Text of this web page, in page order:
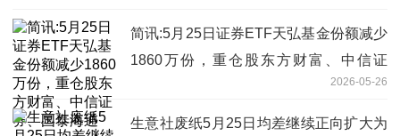
简讯:5月25日证券ETF天弘基金份额减少
1860万份，重仓股东方财富、中信证
2026-05-26
生意社废纸5月25日均差继续正向扩大为